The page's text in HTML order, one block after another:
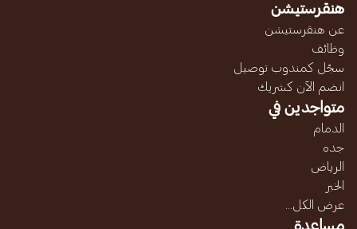
هنقرستيشن
عن هنقرستيشن
وظائف
سجّل كمندوب توصيل
انضم الآن كشريك
متواجدين في
الدمام
جده
الرياض
الخبر
عرض الكل...